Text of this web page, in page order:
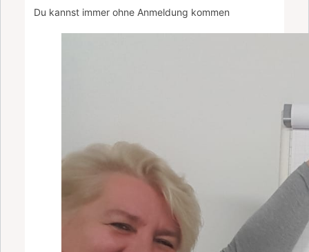
Du kannst immer ohne Anmeldung kommen